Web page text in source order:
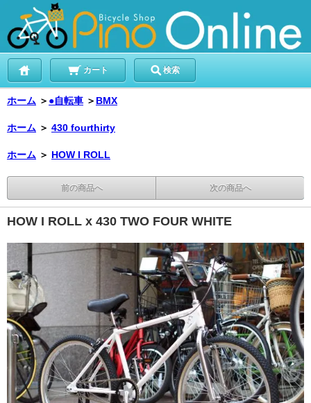
カート 検索
ホーム ＞ ●自転車 ＞ BMX
ホーム ＞ 430 fourthirty
ホーム ＞ HOW I ROLL
前の商品へ 次の商品へ
HOW I ROLL x 430 TWO FOUR WHITE